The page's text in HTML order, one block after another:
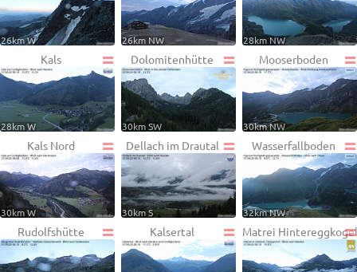
26km W 26km NW 28km NW
Kals
28km W
Dolomitenhütte
30km SW
Mooserboden
30km NW
Kals Nord
30km W
Dellach im Drautal
30km S
Wasserfallboden
32km NW
Rudolfshütte Kalsertal Matrei Hintereggkogel